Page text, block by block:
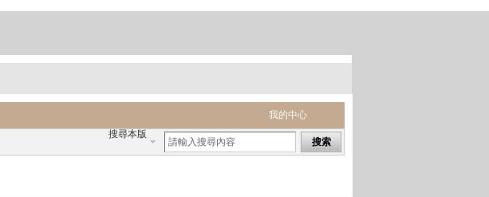
我的中心
搜尋本版
搜索